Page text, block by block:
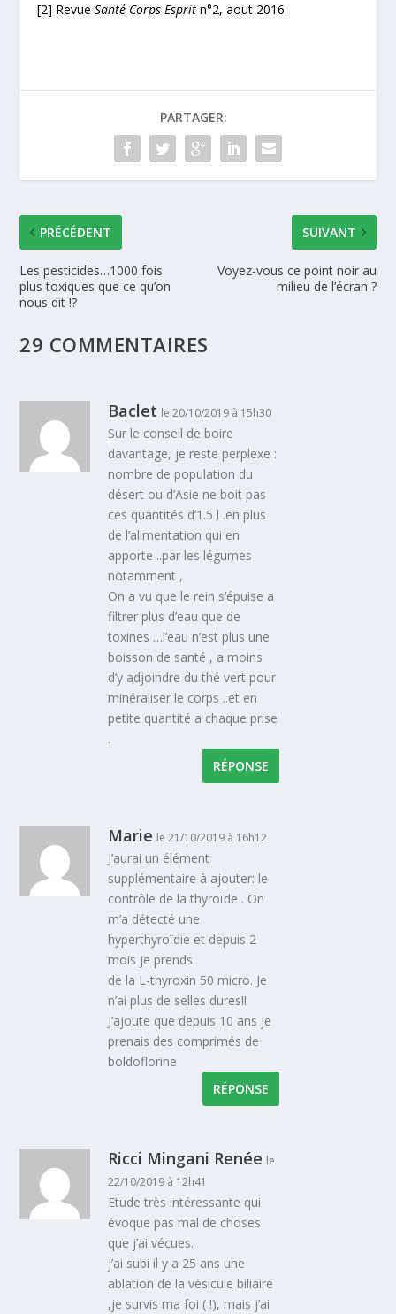
[2] RevueSanté Corps Esprit n°2, aout 2016.
PARTAGER:
PRÉCÉDENT
Les pesticides…1000 fois
plus toxiques que ce qu’on
nous dit !?
SUIVANT
Voyez-vous ce point noir au
milieu de l’écran ?
29 COMMENTAIRES
Baclet le 20/10/2019 à 15h30
Sur le conseil de boire
davantage, je reste perplexe :
nombre de population du
désert ou d’Asie ne boit pas
ces quantités d’1.5 l .en plus
de l’alimentation qui en
apporte ..par les légumes
notamment ,
On a vu que le rein s’épuise a
filtrer plus d’eau que de
toxines …l’eau n’est plus une
boisson de santé , a moins
d’y adjoindre du thé vert pour
minéraliser le corps ..et en
petite quantité a chaque prise
.
RÉPONSE
Marie le 21/10/2019 à 16h12
J’aurai un élément
supplémentaire à ajouter: le
contrôle de la thyroïde . On
m’a détecté une
hyperthyroïdie et depuis 2
mois je prends
de la L-thyroxin 50 micro. Je
n’ai plus de selles dures!!
J’ajoute que depuis 10 ans je
prenais des comprimés de
boldoflorine
RÉPONSE
Ricci Mingani Renée le
22/10/2019 à 12h41
Etude très intéressante qui
évoque pas mal de choses
que j’ai vécues.
j’ai subi il y a 25 ans une
ablation de la vésicule biliaire
,je survis ma foi ( !), mais j’ai